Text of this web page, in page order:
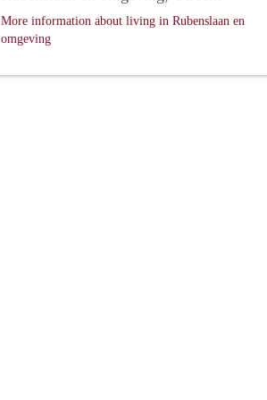
More information about living in Rubenslaan en
omgeving